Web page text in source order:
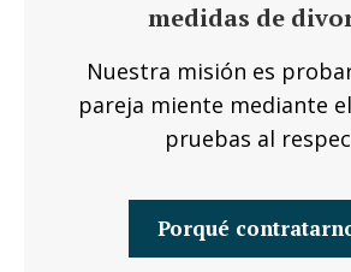
medidas de
Nuestra misión es
pareja miente mediante
pruebas al
Porqué